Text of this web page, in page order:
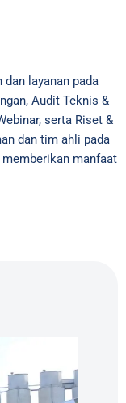
layanan pada
Audit Teknis &
serta Riset &
dan tim ahli pada
manfaat